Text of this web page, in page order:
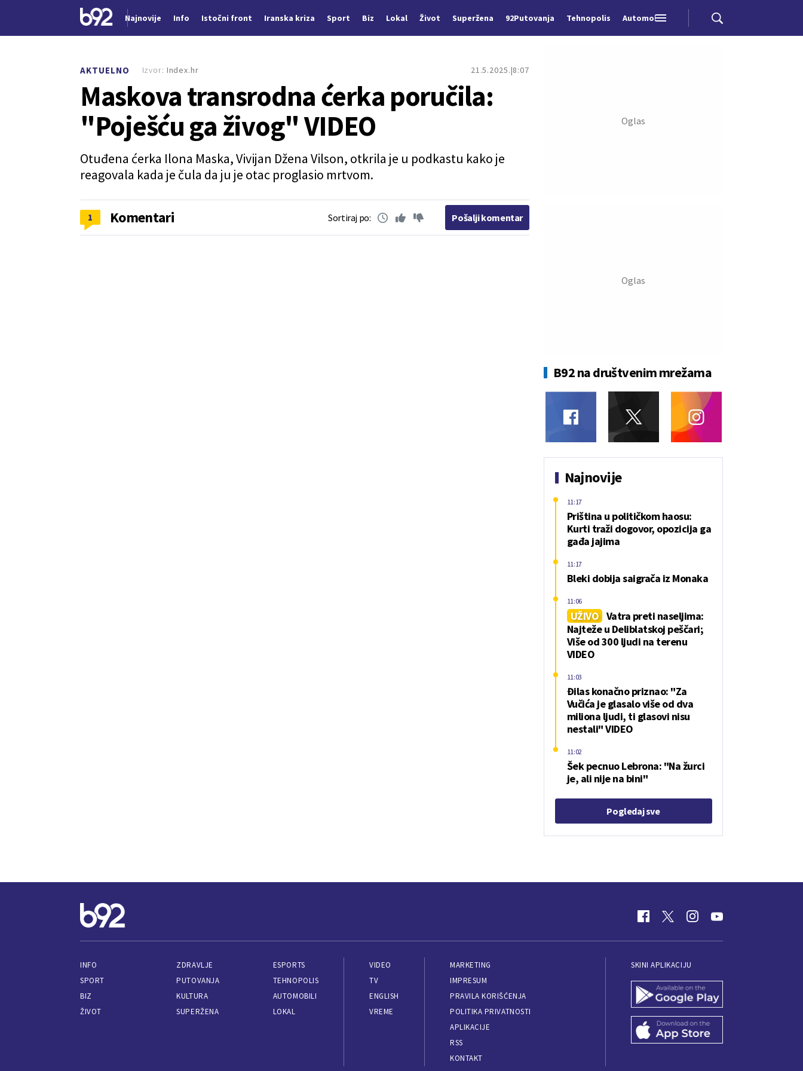
Najnovije Info Istočni front Iranska kriza Sport Biz Lokal Život Superžena 92Putovanja Tehnopolis Automobili
AKTUELNO 21.5.2025. 8:07
Maskova transrodna ćerka poručila:
"Poješću ga živog" VIDEO
Otuđena ćerka Ilona Maska, Vivijan Džena Vilson, otkrila je u podkastu kako je
reagovala kada je čula da ju je otac proglasio mrtvom.
Izvor: Index.hr
1 Komentari Sortiraj po: Pošalji komentar
B92 na društvenim mrežama
Najnovije
Priština u političkom haosu:
Kurti traži dogovor, opozicija ga
gađa jajima
11:17
Bleki dobija saigrača iz Monaka
11:17
UŽIVO Vatra preti naseljima:
Najteže u Deliblatskoj peščari;
Više od 300 ljudi na terenu
VIDEO
11:06
Đilas konačno priznao: "Za
Vučića je glasalo više od dva
miliona ljudi, ti glasovi nisu
nestali" VIDEO
11:03
Šek pecnuo Lebrona: "Na žurci
je, ali nije na bini"
11:02
Pogledaj sve
INFO
SPORT
BIZ
ŽIVOT
ZDRAVLJE
PUTOVANJA
KULTURA
SUPERŽENA
ESPORTS
TEHNOPOLIS
AUTOMOBILI
LOKAL
VIDEO
TV
ENGLISH
VREME
MARKETING
IMPRESUM
PRAVILA KORIŠĆENJA
POLITIKA PRIVATNOSTI
APLIKACIJE
RSS
KONTAKT
SKINI APLIKACIJU